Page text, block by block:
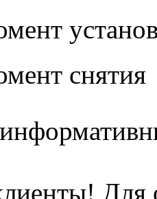
снятия
Для